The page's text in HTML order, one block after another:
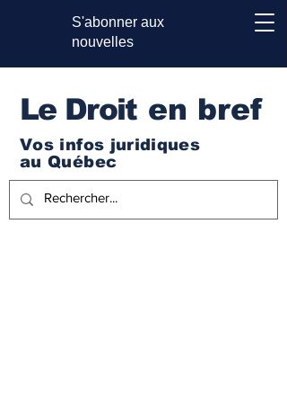
S'abonner aux
nouvelles
Le Droit en bref
Vos infos juridiques
au Québec